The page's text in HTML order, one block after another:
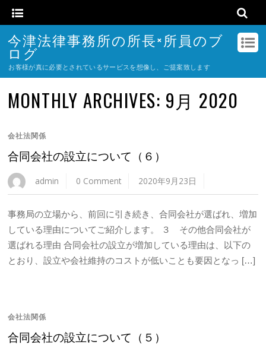
今津法律事務所の所長×所員のブ
ログ
お客様が真に必要とされているサービスを想像し、ご提案致します
MONTHLY ARCHIVES: 9月 2020
会社法関係
合同会社の設立について（６）
admin 0 Comment 2020年9月23日
事務局の立場から、前回に引き続き、合同会社が選ばれ、増加
している理由についてご紹介します。 ３ その他合同会社が
選ばれる理由 合同会社の設立が増加している理由は、以下の
とおり、設立や会社維持のコストが低いことも要因となっ […]
会社法関係
合同会社の設立について（５）